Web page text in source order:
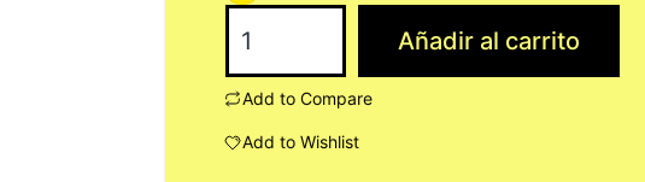
DESMANCHADOR
MULTIUSOS
TAMBOR
Añadir al carrito
Add to Compare
Add to Wishlist